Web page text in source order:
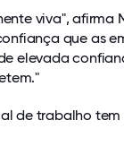
viva", afirma
que as
elevada
de trabalho